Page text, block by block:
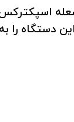
اسپکترکس
دستگاه